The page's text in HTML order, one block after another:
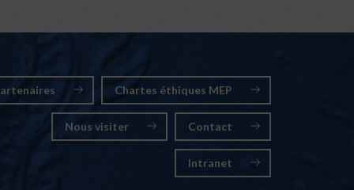
Chartes éthiques MEP
Nous visiter Contact
Intranet